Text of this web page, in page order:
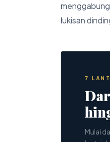
lukisan
7
Mulai